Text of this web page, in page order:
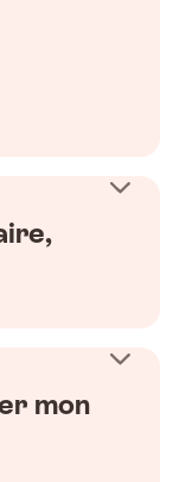
mon